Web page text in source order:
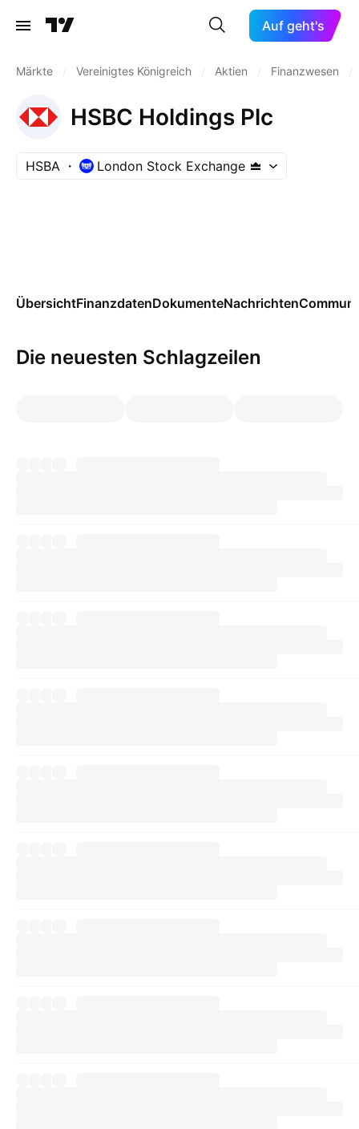
Auf geht's
Märkte Vereinigtes Königreich Aktien Finanzwesen
HSBC Holdings Plc
HSBA London Stock Exchange
ÜbersichtFinanzdatenDokumenteNachrichten
Die neuesten Schlagzeilen